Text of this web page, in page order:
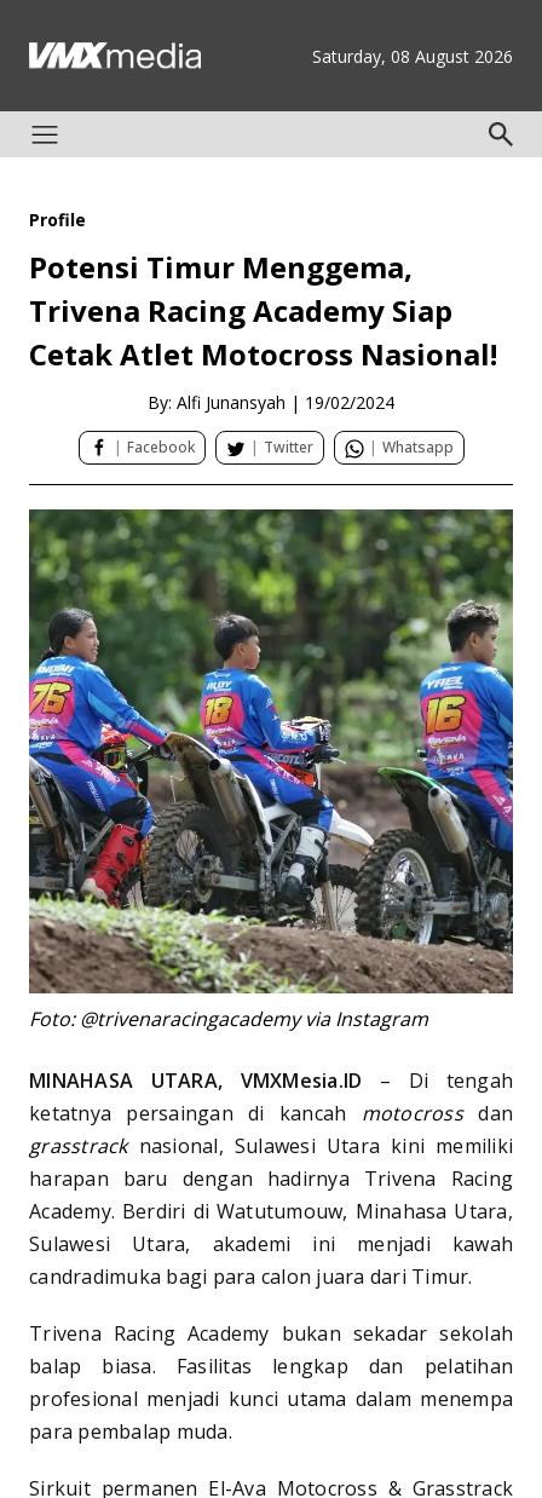
Saturday, 08 August 2026
Profile
Potensi Timur Menggema,
Trivena Racing Academy Siap
Cetak Atlet Motocross Nasional!
By: Alfi Junansyah | 19/02/2024
| Facebook | Twitter | Whatsapp
Foto: @trivenaracingacademy via Instagram
MINAHASA UTARA, VMXMesia.ID – Di tengah
ketatnya persaingan di kancah motocrossdan
grasstracknasional, Sulawesi Utara kini memiliki
harapan baru dengan hadirnya Trivena Racing
Academy. Berdiri di Watutumouw, Minahasa Utara,
Sulawesi Utara, akademi ini menjadi kawah
candradimuka bagi para calon juara dari Timur.
Trivena Racing Academy bukan sekadar sekolah
balap biasa. Fasilitas lengkap dan pelatihan
profesional menjadi kunci utama dalam menempa
para pembalap muda.
Sirkuit permanen El-Ava Motocross & Grasstrack